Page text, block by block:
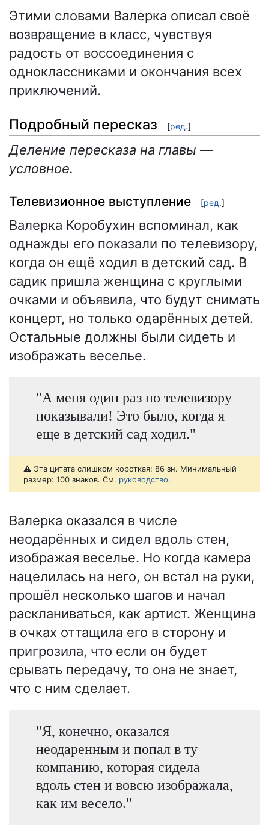
Этими словами Валерка описал своё
возвращение в класс, чувствуя
радость от воссоединения с
одноклассниками и окончания всех
приключений.
Подробный пересказ [ред.]
Деление пересказа на главы —
условное.
Телевизионное выступление [ред.]
Валерка Коробухин вспоминал, как
однажды его показали по телевизору,
когда он ещё ходил в детский сад. В
садик пришла женщина с круглыми
очками и объявила, что будут снимать
концерт, но только одарённых детей.
Остальные должны были сидеть и
изображать веселье.
"А меня один раз по телевизору
показывали! Это было, когда я
еще в детский сад ходил."
⚠️ Эта цитата слишком короткая: 86 зн. Минимальный
размер: 100 знаков. См. руководство.
Валерка оказался в числе
неодарённых и сидел вдоль стен,
изображая веселье. Но когда камера
нацелилась на него, он встал на руки,
прошёл несколько шагов и начал
раскланиваться, как артист. Женщина
в очках оттащила его в сторону и
пригрозила, что если он будет
срывать передачу, то она не знает,
что с ним сделает.
"Я, конечно, оказался
неодаренным и попал в ту
компанию, которая сидела
вдоль стен и вовсю изображала,
как им весело."